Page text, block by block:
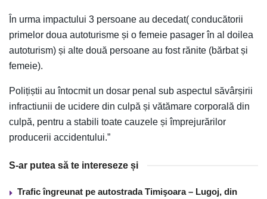
În urma impactului 3 persoane au decedat( conducătorii
primelor doua autoturisme și o femeie pasager în al doilea
autoturism) și alte două persoane au fost rănite (bărbat și
femeie).
Polițiștii au întocmit un dosar penal sub aspectul săvârșirii
infractiunii de ucidere din culpă și vătămare corporală din
culpă, pentru a stabili toate cauzele și împrejurărilor
producerii accidentului.”
S-ar putea să te intereseze și
Trafic îngreunat pe autostrada Timişoara – Lugoj, din